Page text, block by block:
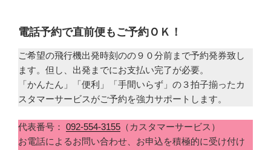
電話予約で直前便もご予約ＯＫ！
ご希望の飛行機出発時刻のの９０分前まで予約発券致し
ます。但し、出発までにお支払い完了が必要。
「かんたん」「便利」「手間いらず」の３拍子揃ったカ
スタマーサービスがご予約を強力サポートします。
代表番号： 092-554-3155 （カスタマーサービス）
お電話によるお問い合わせ、お申込を積極的に受け付け